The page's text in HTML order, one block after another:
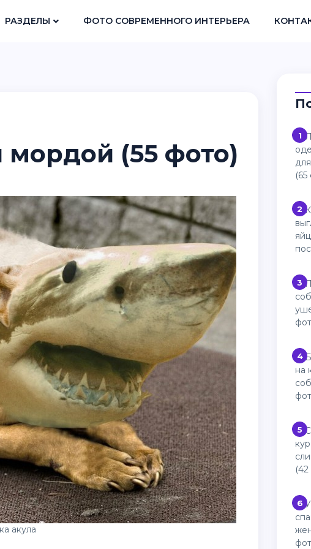
РАЗДЕЛЫ ФОТО СОВРЕМЕННОГО ИНТЕРЬЕРА
мордой (55 фото)
акула
1
2
3
4
5
6